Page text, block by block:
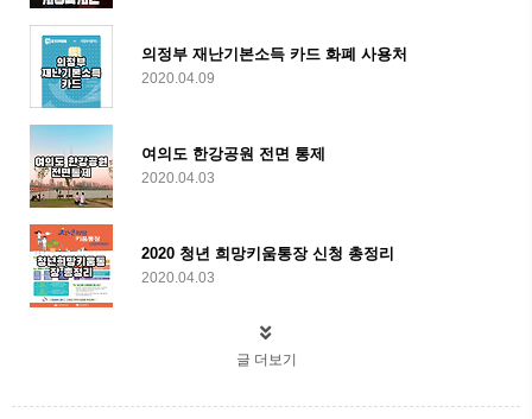
의정부 재난기본소득 카드 화폐 사용처
2020.04.09
여의도 한강공원 전면 통제
2020.04.03
2020 청년 희망키움통장 신청 총정리
2020.04.03
글 더보기